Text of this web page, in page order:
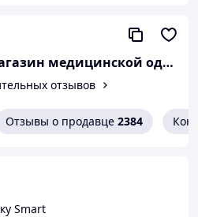
Интернет-магазин медицинской одежды "Мария"
отзывов
Отзывы о продавце 2384
Smart